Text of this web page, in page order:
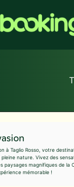
à Taglio Rosso, votre
nature. Vivez des
paysages magnifiques de la
mémorable !